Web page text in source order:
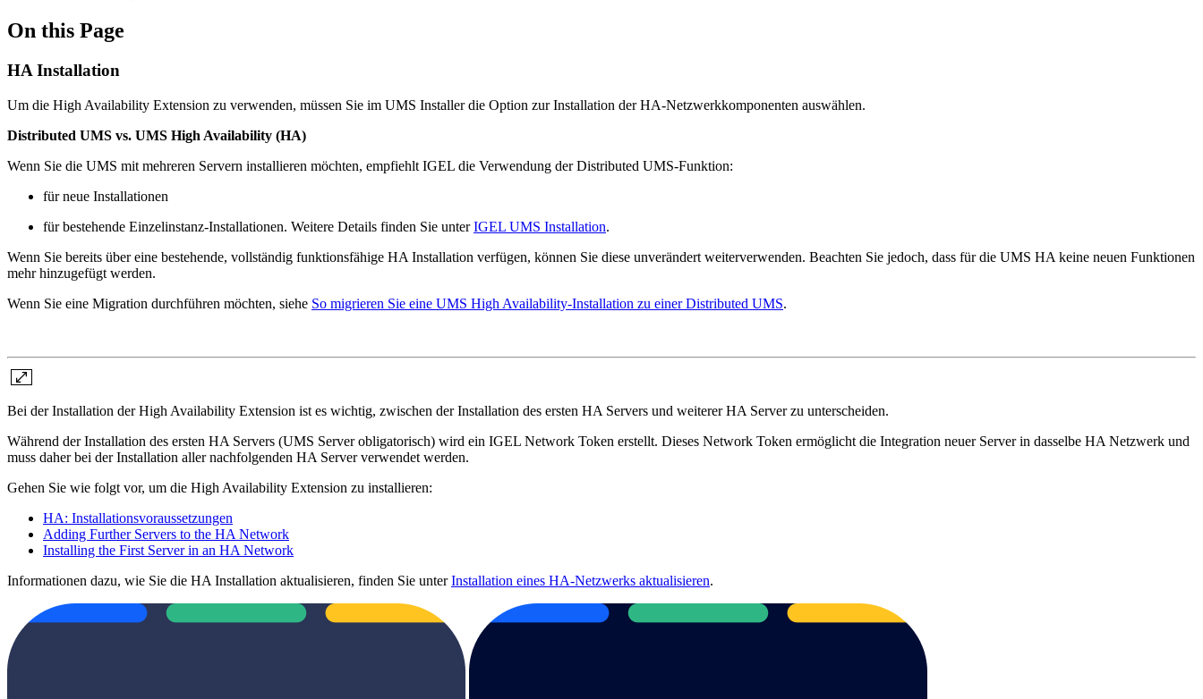
On this Page
HA Installation
Um die High Availability Extension zu verwenden, müssen Sie im UMS Installer die Option zur Installation der HA-Netzwerkkomponenten auswählen.
Distributed UMS vs. UMS High Availability (HA)
Wenn Sie die UMS mit mehreren Servern installieren möchten, empfiehlt IGEL die Verwendung der Distributed UMS-Funktion:
für neue Installationen
für bestehende Einzelinstanz-Installationen. Weitere Details finden Sie unterIGEL UMS Installation.
Wenn Sie bereits über eine bestehende, vollständig funktionsfähige HA Installation verfügen, können Sie diese unverändert weiterverwenden. Beachten Sie jedoch, dass für die UMS HA keine neuen Funktionen
mehr hinzugefügt werden.
Wenn Sie eine Migration durchführen möchten, siehe So migrieren Sie eine UMS High Availability-Installation zu einer Distributed UMS.
Bei der Installation der High Availability Extension ist es wichtig, zwischen der Installation des ersten HA Servers und weiterer HA Server zu unterscheiden.
Während der Installation des ersten HA Servers (UMS Server obligatorisch) wird ein IGEL Network Token erstellt. Dieses Network Token ermöglicht die Integration neuer Server in dasselbe HA Netzwerk und
muss daher bei der Installation aller nachfolgenden HA Server verwendet werden.
Gehen Sie wie folgt vor, um die High Availability Extension zu installieren:
HA: Installationsvoraussetzungen
Adding Further Servers to the HA Network
Installing the First Server in an HA Network
Informationen dazu, wie Sie die HA Installation aktualisieren, finden Sie unterInstallation eines HA-Netzwerks aktualisieren.